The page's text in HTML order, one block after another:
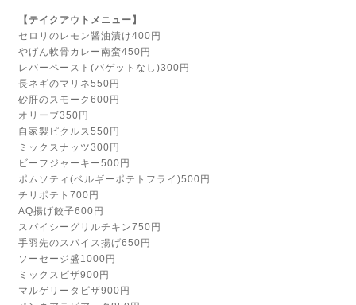
【テイクアウトメニュー】
セロリのレモン醤油漬け400円
やげん軟骨カレー南蛮450円
レバーペースト(バゲットなし)300円
長ネギのマリネ550円
砂肝のスモーク600円
オリーブ350円
自家製ピクルス550円
ミックスナッツ300円
ビーフジャーキー500円
ポムソティ(ベルギーポテトフライ)500円
チリポテト700円
AQ揚げ餃子600円
スパイシーグリルチキン750円
手羽先のスパイス揚げ650円
ソーセージ盛1000円
ミックスピザ900円
マルゲリータピザ900円